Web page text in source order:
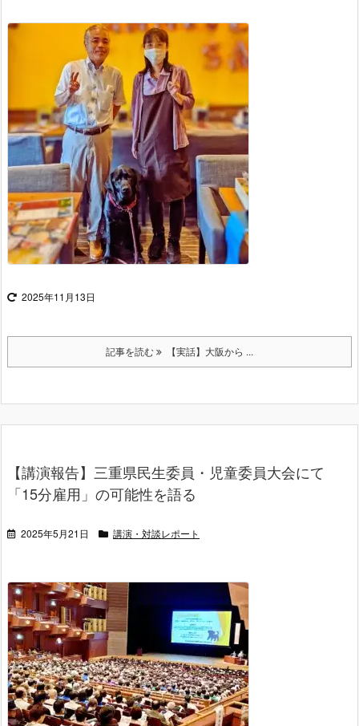
2025年11月13日
記事を読む 【実話】大阪から ...
【講演報告】三重県民生委員・児童委員大会にて
「15分雇用」の可能性を語る
2025年5月21日 講演・対談レポート